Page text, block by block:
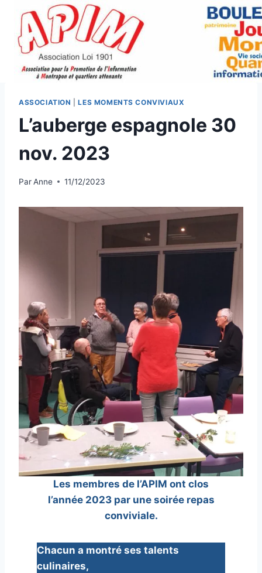
contenu
ASSOCIATION |LES MOMENTS CONVIVIAUX
L’auberge espagnole 30
nov. 2023
ParAnne 11/12/2023
Les membres de l’APIM ont clos
l’année 2023 par une soirée repas
conviviale.
Chacun a montré ses talents
culinaires,